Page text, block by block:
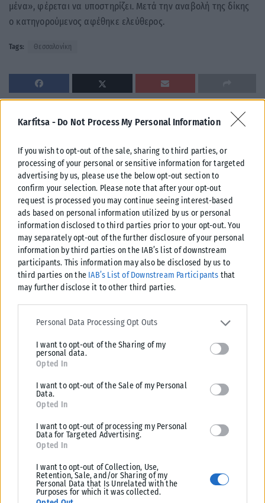
Karfitsa - Do Not Process My Personal Information
If you wish to opt-out of the sale, sharing to third parties, or
processing of your personal or sensitive information for targeted
advertising by us, please use the below opt-out section to
confirm your selection. Please note that after your opt-out
request is processed you may continue seeing interest-based
ads based on personal information utilized by us or personal
information disclosed to third parties prior to your opt-out. You
may separately opt-out of the further disclosure of your personal
information by third parties on the IAB’s list of downstream
participants. This information may also be disclosed by us to
third parties on the IAB’s List of Downstream Participants that
may further disclose it to other third parties.
Please note that this website/app uses one or more Google
services and may gather and store information including but not
deny consent to Google and its third-party tags to use your data
for below specified purposes in below Google consent section.
Personal Data Processing Opt Outs
I want to opt-out of the Sharing of my
personal data.
Opted In
I want to opt-out of the Sale of my Personal
Data.
Opted In
I want to opt-out of processing my Personal
Data for Targeted Advertising.
Opted In
I want to opt-out of Collection, Use,
Retention, Sale, and/or Sharing of my
Personal Data that Is Unrelated with the
Purposes for which it was collected.
μένα», φέρεται να υποστηρίζει. Μετά την αναβολή της δίκης
ο κατηγορούμενος αφέθηκε ελεύθερος.
Tags: Θεσσαλονίκη
Σχετικά Άρθρα
ταξίδια στο εξωτερικό
Από σήμερα, 3 Αυγούστου, οι παλαιού τύπου «μπλε» αστυνομικές
εξωτερικό, με...
ΑΝΑΡΤΉΘΗΚΕ ΑΠΌKARFITSANEWS